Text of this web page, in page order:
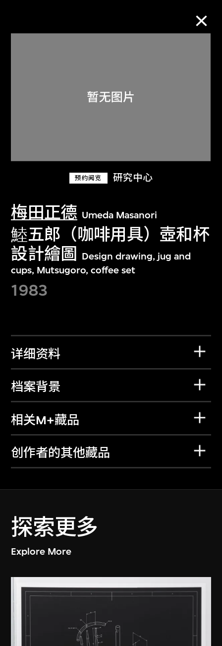
预约阅览 研究中心
梅田正德 Umeda Masanori
鯥五郎（咖啡用具）壺和杯
設計繪圖
Design drawing, jug and
cups, Mutsugoro, coffee set
1983
详细资料
档案背景
相关M+藏品
创作者的其他藏品
探索更多
Explore More
关于M+藏品
探索世界顶级的二十及二十一世纪视觉
文化藏品。